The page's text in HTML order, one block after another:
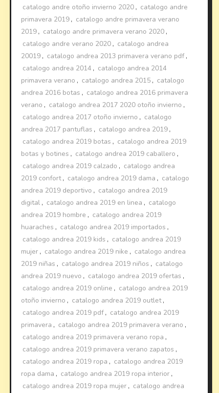
catalogo andre otoño invierno 2020 , catalogo andre
primavera 2019 , catalogo andre primavera verano
2019 , catalogo andre primavera verano 2020 ,
catalogo andre verano 2020 , catalogo andrea
20019 , catalogo andrea 2013 primavera verano pdf ,
catalogo andrea 2014 , catalogo andrea 2014
primavera verano , catalogo andrea 2015 , catalogo
andrea 2016 botas , catalogo andrea 2016 primavera
verano , catalogo andrea 2017 2020 otoño invierno ,
catalogo andrea 2017 otoño invierno , catalogo
andrea 2017 pantuflas , catalogo andrea 2019 ,
catalogo andrea 2019 botas , catalogo andrea 2019
botas y botines , catalogo andrea 2019 caballero ,
catalogo andrea 2019 calzado , catalogo andrea
2019 confort, catalogo andrea 2019 dama , catalogo
andrea 2019 deportivo , catalogo andrea 2019
digital , catalogo andrea 2019 en linea , catalogo
andrea 2019 hombre , catalogo andrea 2019
huaraches , catalogo andrea 2019 importados ,
catalogo andrea 2019 kids , catalogo andrea 2019
mujer , catalogo andrea 2019 nike , catalogo andrea
2019 niñas , catalogo andrea 2019 niños , catalogo
andrea 2019 nuevo , catalogo andrea 2019 ofertas ,
catalogo andrea 2019 online , catalogo andrea 2019
otoño invierno , catalogo andrea 2019 outlet,
catalogo andrea 2019 pdf , catalogo andrea 2019
primavera , catalogo andrea 2019 primavera verano ,
catalogo andrea 2019 primavera verano ropa ,
catalogo andrea 2019 primavera verano zapatos ,
catalogo andrea 2019 ropa , catalogo andrea 2019
ropa dama , catalogo andrea 2019 ropa interior ,
catalogo andrea 2019 ropa mujer , catalogo andrea